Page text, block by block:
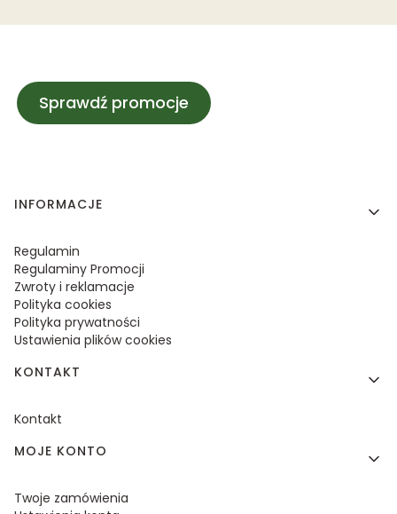
Sprawdź promocje
Linki w stopce
INFORMACJE
Regulamin
Regulaminy Promocji
Zwroty i reklamacje
Polityka cookies
Polityka prywatności
Ustawienia plików cookies
KONTAKT
Kontakt
MOJE KONTO
Twoje zamówienia